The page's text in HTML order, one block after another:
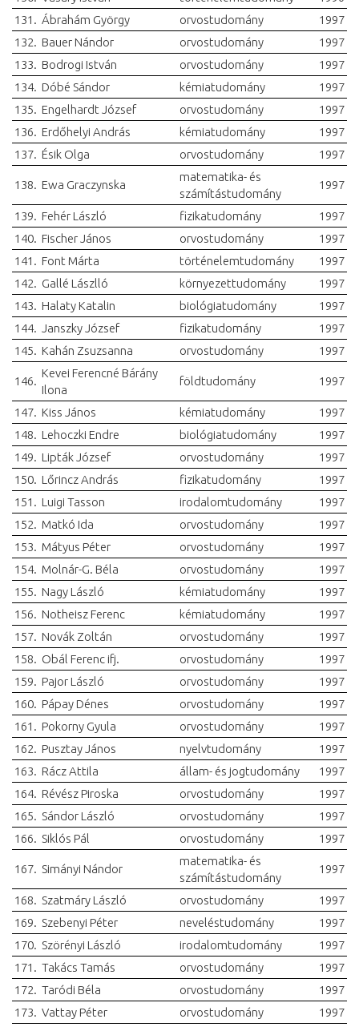
131. Ábrahám György orvostudomány
1997
132. Bauer Nándor orvostudomány
1997
133. Bodrogi István orvostudomány
1997
134. Dóbé Sándor kémiatudomány
1997
135. Engelhardt József orvostudomány
1997
136. Erdőhelyi András kémiatudomány
1997
137. Ésik Olga orvostudomány 1997
138. Ewa Graczynska
matematika- és
számítástudomány
1997
139. Fehér László fizikatudomány
1997
140. Fischer János orvostudomány
1997
141. Font Márta történelemtudomány
1997
142. Gallé Lászlló környezettudomány
1997
143. Halaty Katalin biológiatudomány
1997
144. Janszky József fizikatudomány
1997
145. Kahán Zsuzsanna orvostudomány 1997
146.
Kevei Ferencné Bárány
Ilona
földtudomány 1997
147. Kiss János kémiatudomány
1997
148. Lehoczki Endre biológiatudomány
1997
149. Lipták József orvostudomány
1997
150. Lőrincz András fizikatudomány
1997
151. Luigi Tasson irodalomtudomány
1997
152. Matkó Ida orvostudomány
1997
153. Mátyus Péter orvostudomány
1997
154. Molnár-G. Béla orvostudomány
1997
155. Nagy László kémiatudomány
1997
156. Notheisz Ferenc kémiatudomány
1997
157. Novák Zoltán orvostudomány
1997
158. Obál Ferenc ifj. orvostudomány
1997
159. Pajor László orvostudomány
1997
160. Pápay Dénes orvostudomány
1997
161. Pokorny Gyula orvostudomány
1997
162. Pusztay János nyelvtudomány
1997
163. Rácz Attila állam- és jogtudomány
1997
164. Révész Piroska orvostudomány
1997
165. Sándor László orvostudomány
1997
166. Siklós Pál orvostudomány 1997
167. Simányi Nándor
matematika- és
számítástudomány
1997
168. Szatmáry László orvostudomány
1997
169. Szebenyi Péter neveléstudomány
1997
170. Szörényi László irodalomtudomány
1997
171. Takács Tamás orvostudomány
1997
172. Taródi Béla orvostudomány
1997
173. Vattay Péter orvostudomány
1997